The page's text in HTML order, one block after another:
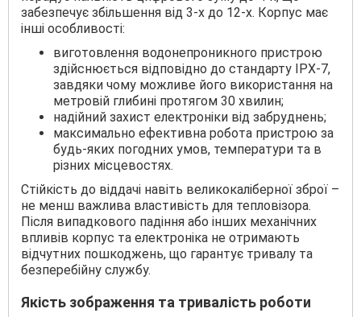
забезпечує збільшення від 3-х до 12-х. Корпус має
інші особливості:
виготовлення водонепроникного пристрою
здійснюється відповідно до стандарту IPX-7,
завдяки чому можливе його використання на
метровій глибині протягом 30 хвилин;
надійний захист електроніки від забруднень;
максимально ефективна робота пристрою за
будь-яких погодних умов, температури та в
різних місцевостях.
Стійкість до віддачі навіть великокаліберної зброї –
не менш важлива властивість для тепловізора.
Після випадкового падіння або інших механічних
впливів корпус та електроніка не отримають
відчутних пошкоджень, що гарантує тривалу та
безперебійну службу.
Якість зображення та тривалість роботи